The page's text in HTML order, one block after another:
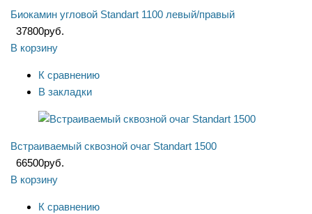
Биокамин угловой Standart 1100 левый/правый
37800руб.
В корзину
К сравнению
В закладки
Встраиваемый сквозной очаг Standart 1500
66500руб.
В корзину
К сравнению